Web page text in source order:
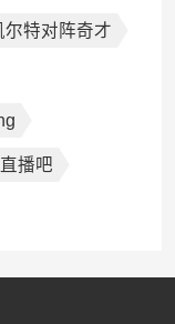
尔特对阵奇才
播吧